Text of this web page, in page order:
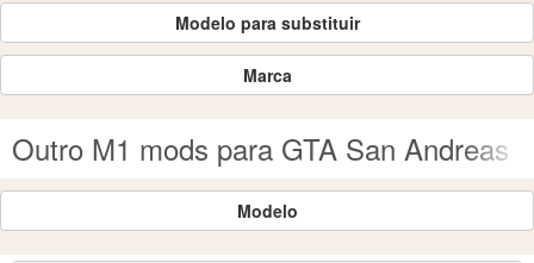
Modelo para substituir
Marca
Outro M1 mods para GTA San Andreas
Modelo